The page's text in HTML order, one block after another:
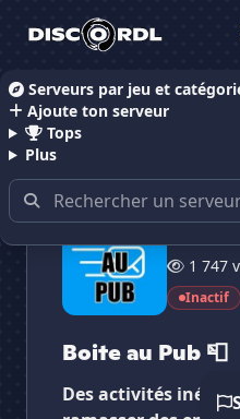
Serveurs par jeu et
Ajoute ton serveur
Tops
Plus
Accueil Serveurs
1 747
Inactif
Boite au Pub 📮
Des activités
Vote pour
serveur ?